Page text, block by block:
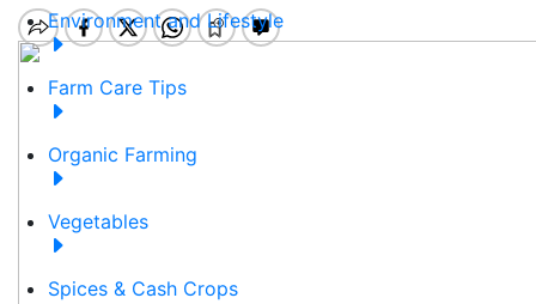
Environment and Lifestyle
Farm Care Tips
Organic Farming
Vegetables
Spices & Cash Crops